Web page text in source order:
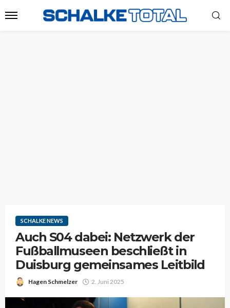
SCHALKE NEWS
Auch S04 dabei: Netzwerk der
Fußballmuseen beschließt in
Duisburg gemeinsames Leitbild
Hagen Schmelzer 2. Juni 2025